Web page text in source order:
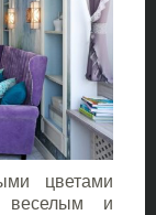
цветами
веселым и